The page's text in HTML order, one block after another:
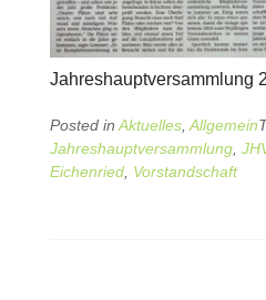
Jahreshauptversammlung
Posted in Aktuelles, Allgemein
Jahreshauptversammlung,
Eichenried, Vorstandschaft